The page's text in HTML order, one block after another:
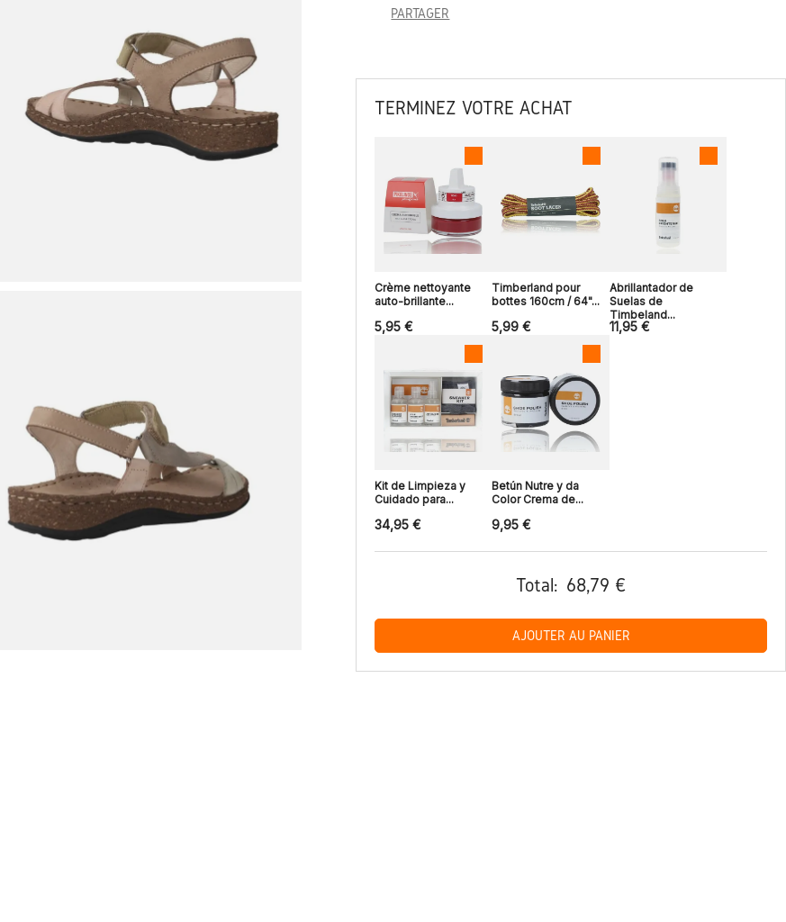
PARTAGER
TERMINEZ VOTRE ACHAT
Crème nettoyante
auto-brillante...
5,95 €
Timberland pour
bottes 160cm / 64"...
5,99 €
Abrillantador de
Suelas de
Timbeland...
11,95 €
Kit de Limpieza y
Cuidado para...
34,95 €
Betún Nutre y da
Color Crema de...
9,95 €
Total: 68,79 €
AJOUTER AU PANIER